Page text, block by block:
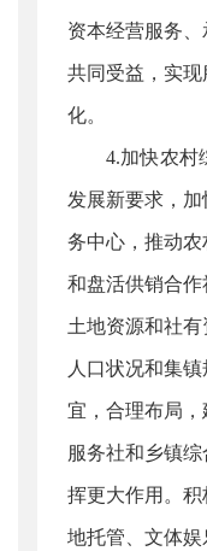
资本经营服务
共同受益，实
化。
4.加快农村
发展新要求，
务中心，推动
和盘活供销合
土地资源和社有
人口状况和集
宜，合理布局
服务社和乡镇
挥更大作用。
地托管、文体